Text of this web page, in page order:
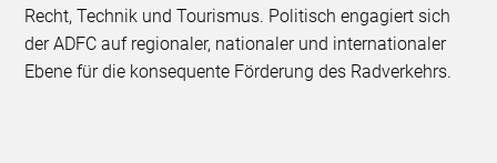
Recht, Technik und Tourismus. Politisch engagiert sich
der ADFC auf regionaler, nationaler und internationaler
Ebene für die konsequente Förderung des Radverkehrs.